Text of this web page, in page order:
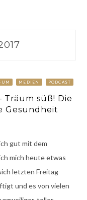
MEDIEN PODCAST
Träum süß! Die
Gesundheit
gut mit dem
mich heute etwas
letzten Freitag
und es von vielen